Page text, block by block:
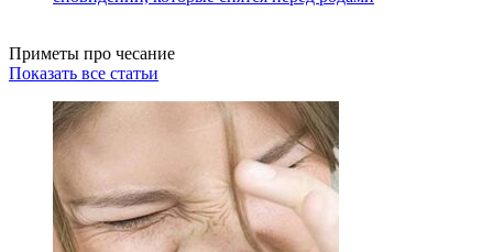
Приметы про чесание
Показать все статьи